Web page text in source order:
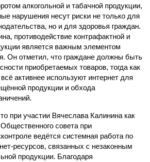
алкогольной и табачной продукции,
нарушения несут риски не только для
но и для здоровья граждан.
противодействие контрафактной и
является важным элементом
Он отметил, что граждане должны быть
приобретаемых товаров, тогда как
активнее используют интернет для
продукции и обхода
при участии Вячеслава Калинина как
совета при
ведётся системная работа по
ресурсов, связанных с незаконным
продукции. Благодаря